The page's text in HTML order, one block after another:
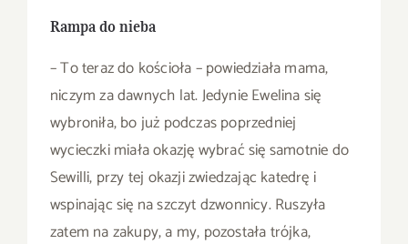
Rampa do nieba
– To teraz do kościoła – powiedziała mama,
niczym za dawnych lat. Jedynie Ewelina się
wybroniła, bo już podczas poprzedniej
wycieczki miała okazję wybrać się samotnie do
Sewilli, przy tej okazji zwiedzając katedrę i
wspinając się na szczyt dzwonnicy. Ruszyła
zatem na zakupy, a my, pozostała trójka,